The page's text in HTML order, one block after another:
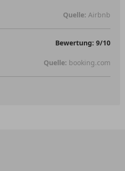
Quelle: Airbnb
Bewertung: 9/10
Quelle: booking.com